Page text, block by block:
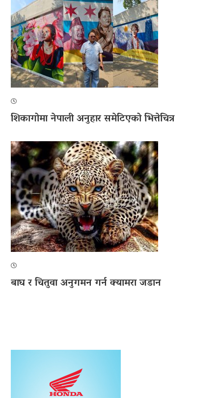
शिकागोमा नेपाली अनुहार समेटिएको भित्तेचित्र
बाघ र चितुवा अनुगमन गर्न क्यामरा जडान